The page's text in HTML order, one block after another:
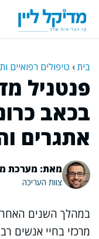
לתוכן
בית› טיפולים רפואיים
פנטניל
בכאב
אתגרים
מאת: מערכת
צוות העריכה
במהלך השנים
מרכזי בחיי אנשים